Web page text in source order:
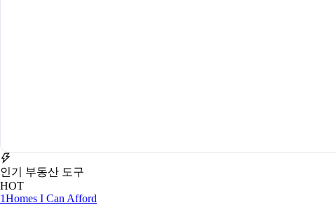
인기 부동산 도구
HOT
1Homes I Can Afford